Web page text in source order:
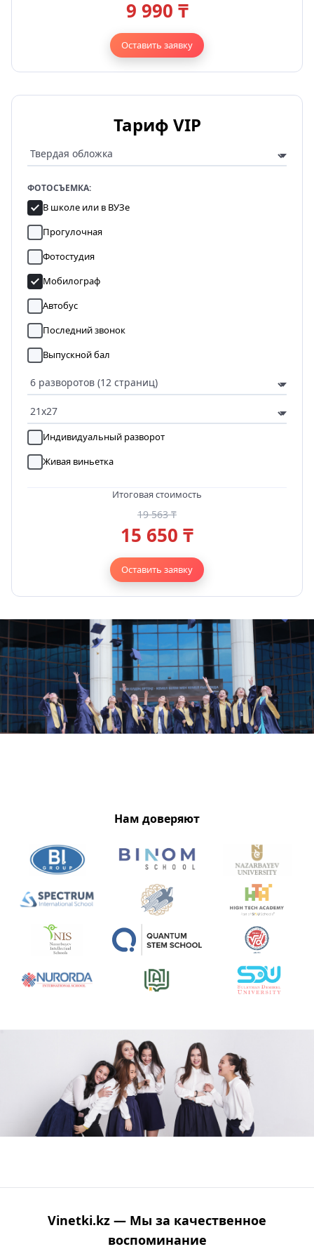
9 990 ₸
Оставить заявку
Тариф VIP
ФОТОСЪЕМКА:
В школе или в ВУЗе
Прогулочная
Фотостудия
Мобилограф
Автобус
Последний звонок
Выпускной бал
Индивидуальный разворот
Живая виньетка
Итоговая стоимость
19 563 ₸
15 650 ₸
Оставить заявку
Нам доверяют
Vinetki.kz — Мы за качественное
воспоминание